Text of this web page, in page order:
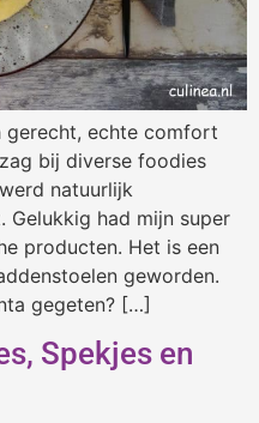
gerecht, echte comfort
bij diverse foodies
natuurlijk
Gelukkig had mijn super
producten. Het is een
geworden.
gegeten? […]
Spekjes en